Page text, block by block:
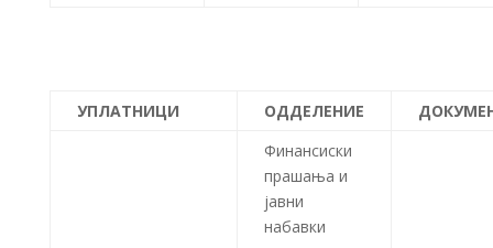
УПЛАТНИЦИ ОДДЕЛЕНИЕ
Финансиски
прашања и
јавни
набавки